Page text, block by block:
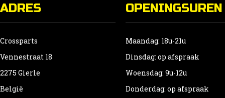
ADRES
Crossparts
Vennestraat 18
2275 Gierle
België
OPENINGSUREN
Maandag: 18u-21u
Dinsdag: op afspraak
Woensdag: 9u-12u
Donderdag: op afspraak